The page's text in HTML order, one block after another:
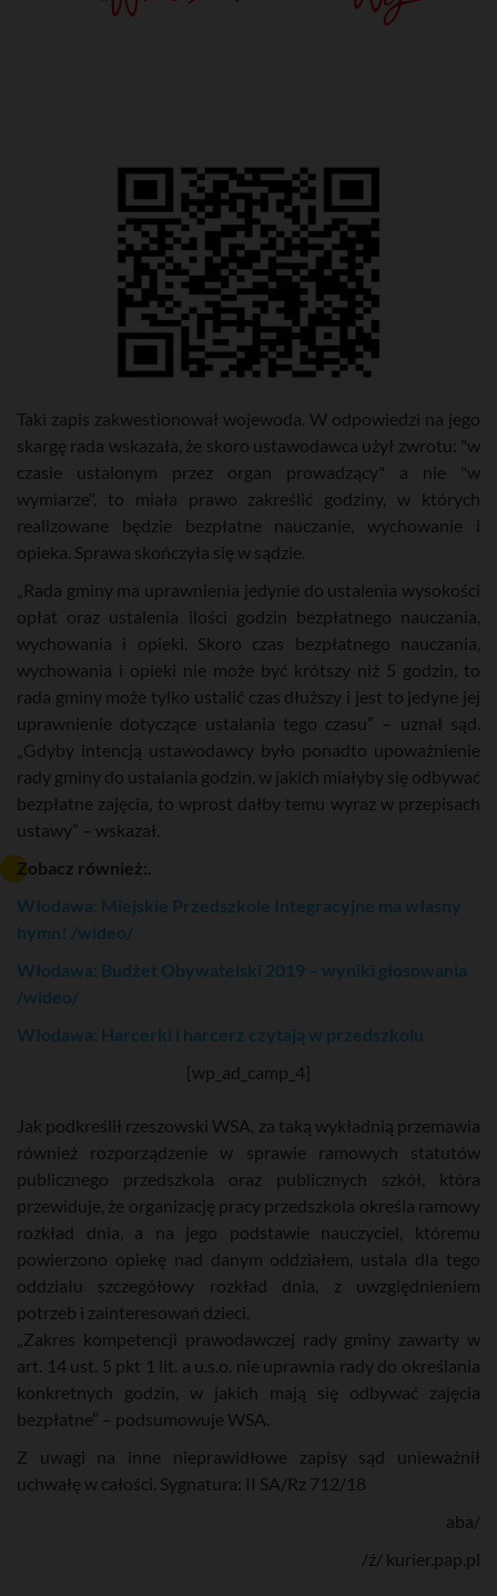
Taki zapis zakwestionował wojewoda. W odpowiedzi na jego
skargę rada wskazała, że skoro ustawodawca użył zwrotu: "w
czasie ustalonym przez organ prowadzący" a nie "w
wymiarze", to miała prawo zakreślić godziny, w których
realizowane będzie bezpłatne nauczanie, wychowanie i
opieka. Sprawa skończyła się w sądzie.
„Rada gminy ma uprawnienia jedynie do ustalenia wysokości
opłat oraz ustalenia ilości godzin bezpłatnego nauczania,
wychowania i opieki. Skoro czas bezpłatnego nauczania,
wychowania i opieki nie może być krótszy niż 5 godzin, to
rada gminy może tylko ustalić czas dłuższy i jest to jedyne jej
uprawnienie dotyczące ustalania tego czasu” – uznał sąd.
„Gdyby intencją ustawodawcy było ponadto upoważnienie
rady gminy do ustalania godzin, w jakich miałyby się odbywać
bezpłatne zajęcia, to wprost dałby temu wyraz w przepisach
ustawy” – wskazał.
Zobacz również:.
Włodawa: Miejskie Przedszkole Integracyjne ma własny
hymn! /wideo/
Włodawa: Budżet Obywatelski 2019 – wyniki głosowania
/wideo/
Włodawa: Harcerki i harcerz czytają w przedszkolu
[wp_ad_camp_4]
Jak podkreślił rzeszowski WSA, za taką wykładnią przemawia
również rozporządzenie w sprawie ramowych statutów
publicznego przedszkola oraz publicznych szkół, która
przewiduje, że organizację pracy przedszkola określa ramowy
rozkład dnia, a na jego podstawie nauczyciel, któremu
powierzono opiekę nad danym oddziałem, ustala dla tego
oddziału szczegółowy rozkład dnia, z uwzględnieniem
potrzeb i zainteresowań dzieci.
„Zakres kompetencji prawodawczej rady gminy zawarty w
art. 14 ust. 5 pkt 1 lit. a u.s.o. nie uprawnia rady do określania
konkretnych godzin, w jakich mają się odbywać zajęcia
bezpłatne” – podsumowuje WSA.
Z uwagi na inne nieprawidłowe zapisy sąd unieważnił
uchwałę w całości. Sygnatura: II SA/Rz 712/18
aba/
/ź/ kurier.pap.pl